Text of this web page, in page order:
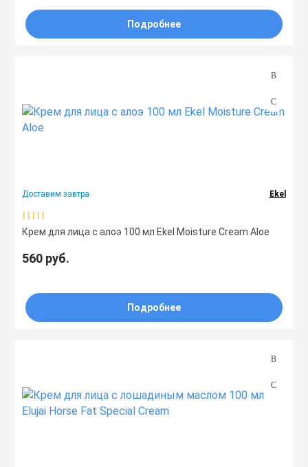
Подробнее
Доставим завтра Ekel
Крем для лица с алоэ 100 мл Ekel Moisture Cream Aloe
560 руб.
Подробнее